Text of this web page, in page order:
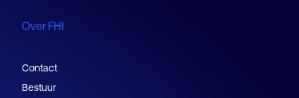
Over FHI
Contact
Bestuur